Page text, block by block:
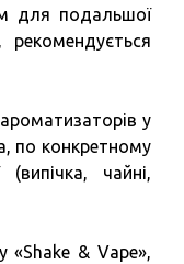
для подальшої
рекомендується
у
по конкретному
чайні,
«Shake & Vape»,